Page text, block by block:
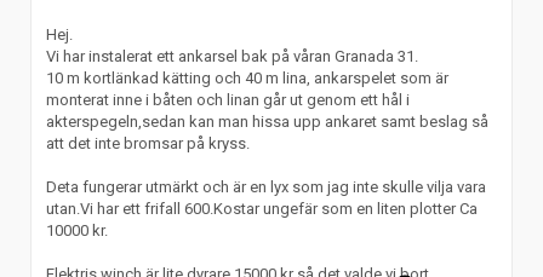
Hej.
Vi har instalerat ett ankarsel bak på våran Granada 31.
10 m kortlänkad kätting och 40 m lina, ankarspelet som är
monterat inne i båten och linan går ut genom ett hål i
akterspegeln,sedan kan man hissa upp ankaret samt beslag så
att det inte bromsar på kryss.
Deta fungerar utmärkt och är en lyx som jag inte skulle vilja vara
utan.Vi har ett frifall 600.Kostar ungefär som en liten plotter Ca
10000 kr.